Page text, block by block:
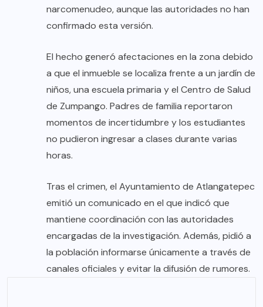
narcomenudeo, aunque las autoridades no han
confirmado esta versión.
El hecho generó afectaciones en la zona debido
a que el inmueble se localiza frente a un jardín de
niños, una escuela primaria y el Centro de Salud
de Zumpango. Padres de familia reportaron
momentos de incertidumbre y los estudiantes
no pudieron ingresar a clases durante varias
horas.
Tras el crimen, el Ayuntamiento de Atlangatepec
emitió un comunicado en el que indicó que
mantiene coordinación con las autoridades
encargadas de la investigación. Además, pidió a
la población informarse únicamente a través de
canales oficiales y evitar la difusión de rumores.